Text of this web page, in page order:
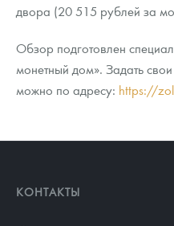
двора (20 515 рублей за
Обзор подготовлен
монетный дом». Задать
можно по адресу: https://
КОНТАКТЫ